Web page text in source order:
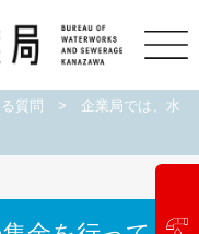
質問 >企業局では、水